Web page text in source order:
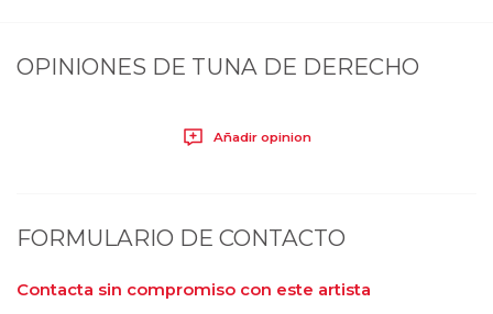
OPINIONES DE TUNA DE DERECHO
Añadir opinion
FORMULARIO DE CONTACTO
Contacta sin compromiso con este artista